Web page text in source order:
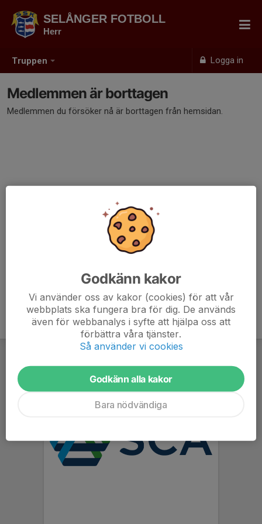
Truppen Logga in
SELÅNGER FOTBOLL
Herr
Medlemmen är borttagen
Medlemmen du försöker nå är borttagen från hemsidan.
Godkänn kakor
Vi använder oss av kakor (cookies) för att vår
webbplats ska fungera bra för dig. De används
även för webbanalys i syfte att hjälpa oss att
förbättra våra tjänster.
Så använder vi cookies
Godkänn alla kakor
Bara nödvändiga